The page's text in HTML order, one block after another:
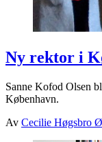
Ny rektor i
Sanne Kofod Olsen
København.
Av Cecilie Høgsbro